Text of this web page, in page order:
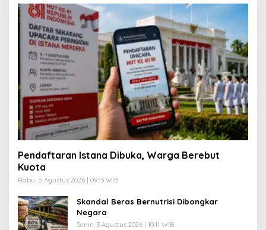
Pendaftaran Istana Dibuka, Warga Berebut
Kuota
Rabu, 5 Agustus 2026 | 09:13 WIB
Skandal Beras Bernutrisi Dibongkar
Negara
Senin, 3 Agustus 2026 | 10:11 WIB